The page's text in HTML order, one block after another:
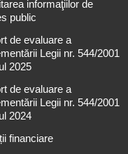
informaţiilor de
public
de evaluare a
Legii nr. 544/2001
2025
de evaluare a
Legii nr. 544/2001
2024
financiare